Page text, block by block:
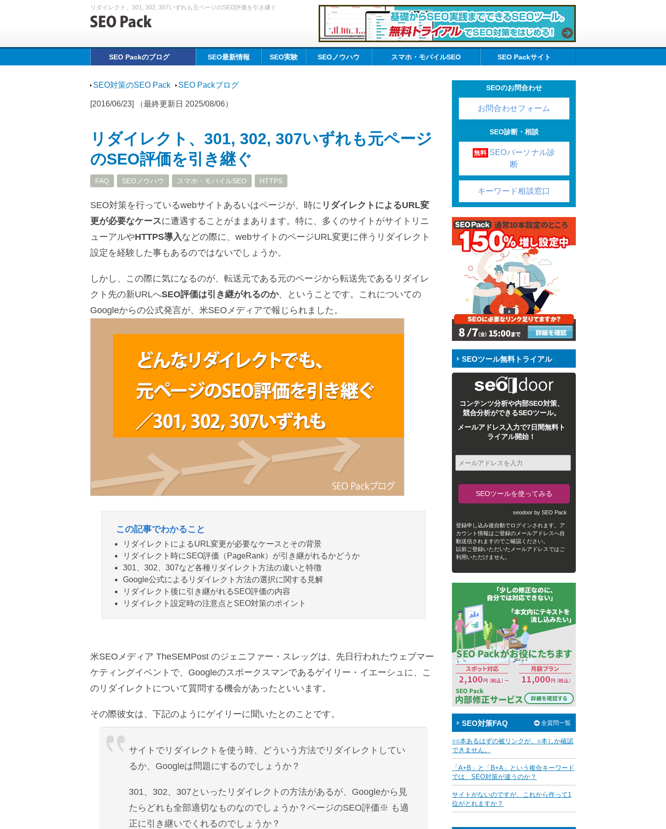
リダイレクト、301, 302, 307いずれも元ページのSEO評価を引き継ぐ
SEO Packのブログ SEO最新情報 SEO実験 SEOノウハウ スマホ・モバイルSEO SEO Packサイト
SEO対策のSEO Pack SEO Packブログ
[2016/06/23] （最終更新日 2025/08/06）
リダイレクト、301, 302, 307いずれも元ページ
のSEO評価を引き継ぐ
FAQ SEOノウハウ スマホ・モバイルSEO HTTPS
SEO対策を行っているwebサイトあるいはページが、時に リダイレクトによるURL変
更が必要なケースに遭遇することがままあります。特に、多くのサイトがサイトリニ
ューアルやHTTPS導入などの際に、webサイトのページURL変更に伴うリダイレクト
設定を経験した事もあるのではないでしょうか。
しかし、この際に気になるのが、転送元である元のページから転送先であるリダイレ
クト先の新URLへSEO評価は引き継がれるのか、ということです。これについての
Googleからの公式発言が、米SEOメディアで報じられました。
この記事でわかること
リダイレクトによるURL変更が必要なケースとその背景
リダイレクト時にSEO評価（PageRank）が引き継がれるかどうか
301、302、307など各種リダイレクト方法の違いと特徴
Google公式によるリダイレクト方法の選択に関する見解
リダイレクト後に引き継がれるSEO評価の内容
リダイレクト設定時の注意点とSEO対策のポイント
米SEOメディア TheSEMPost のジェニファー・スレッグは、先日行われたウェブマー
ケティングイベントで、Googleのスポークスマンであるゲイリー・イエーシュに、こ
のリダイレクトについて質問する機会があったといいます。
その際彼女は、下記のようにゲイリーに聞いたとのことです。
サイトでリダイレクトを使う時、どういう方法でリダイレクトしてい
るか、Googleは問題にするのでしょうか？
301、302、307といったリダイレクトの方法があるが、Googleから見
たらどれも全部適切なものなのでしょうか？ページのSEO評価※ も適
正に引き継いでくれるのでしょうか？
SEOのお問合わせ
お問合わせフォーム
SEO診断・相談
無料 SEOパーソナル診
断
キーワード相談窓口
SEOツール無料トライアル
コンテンツ分析や内部SEO対策、
競合分析ができるSEOツール。
メールアドレス入力で7日間無料ト
ライアル開始！
seodoor by SEO Pack
登録申し込み後自動でログインされます。ア
カウント情報はご登録のメールアドレスへ自
動送信されますのでご確認ください。
以前ご登録いただいたメールアドレスではご
利用いただけません。
SEO対策FAQ 全質問一覧
○○本あるはずの被リンクが、○本しか確認
できません。
「A+B」と「B+A」という複合キーワード
では、SEO対策が違うのか？
サイトがないのですが、これから作って1
位がとれますか？